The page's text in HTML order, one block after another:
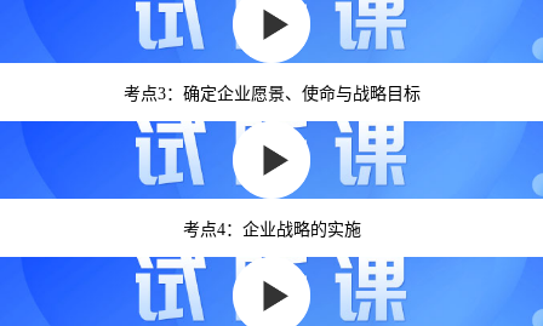
考点3：确定企业愿景、使命与战略目标
考点4：企业战略的实施